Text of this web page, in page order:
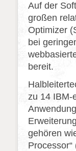
Auf der
großen
Optimizer
bei
bereit.
zu 14 IBM-
gehören